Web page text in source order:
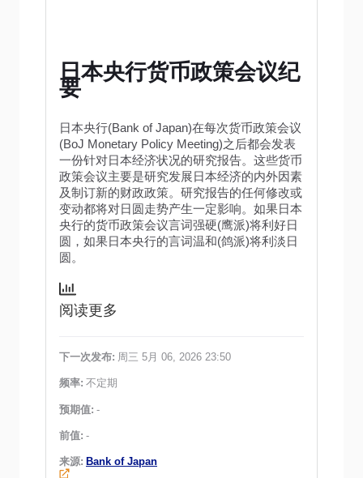
日本央行货币政策会议纪
要
日本央行(Bank of Japan)在每次货币政策会议
(BoJ Monetary Policy Meeting)之后都会发表
一份针对日本经济状况的研究报告。这些货币
政策会议主要是研究发展日本经济的内外因素
及制订新的财政政策。研究报告的任何修改或
变动都将对日圆走势产生一定影响。如果日本
央行的货币政策会议言词强硬(鹰派)将利好日
圆，如果日本央行的言词温和(鸽派)将利淡日
圆。
阅读更多
下一次发布: 周三 5月 06, 2026 23:50
频率: 不定期
预期值: -
前值: -
来源: Bank of Japan